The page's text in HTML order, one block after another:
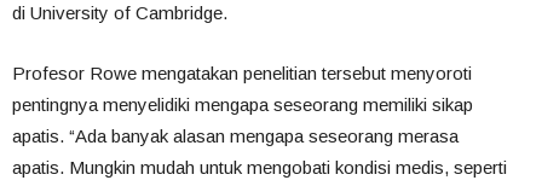
di University of Cambridge.
Profesor Rowe mengatakan penelitian tersebut menyoroti
pentingnya menyelidiki mengapa seseorang memiliki sikap
apatis. “Ada banyak alasan mengapa seseorang merasa
apatis. Mungkin mudah untuk mengobati kondisi medis, seperti